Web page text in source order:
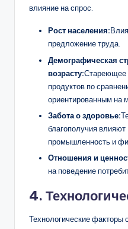
влияние на спрос.
Рост населения:
предложение труда.
Демографическая
возрасту:Стареющее
продуктов по
ориентированным на
Забота о здоровье:
благополучия влияют
промышленность и
Отношения и
на поведение
4.
Технологические факторы